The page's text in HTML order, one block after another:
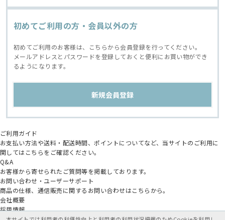
初めてご利用の方・会員以外の方
初めてご利用のお客様は、こちらから会員登録を行ってください。
メールアドレスとパスワードを登録しておくと便利にお買い物ができ
るようになります。
ご利用ガイド
お支払い方法や送料・配送時間、ポイントについてなど、当サイトのご利用に
関してはこちらをご確認ください。
Q&A
お客様から寄せられたご質問等を掲載しております。
お問い合わせ・ユーザーサポート
商品の仕様、通信販売に関するお問い合わせはこちらから。
会社概要
採用情報